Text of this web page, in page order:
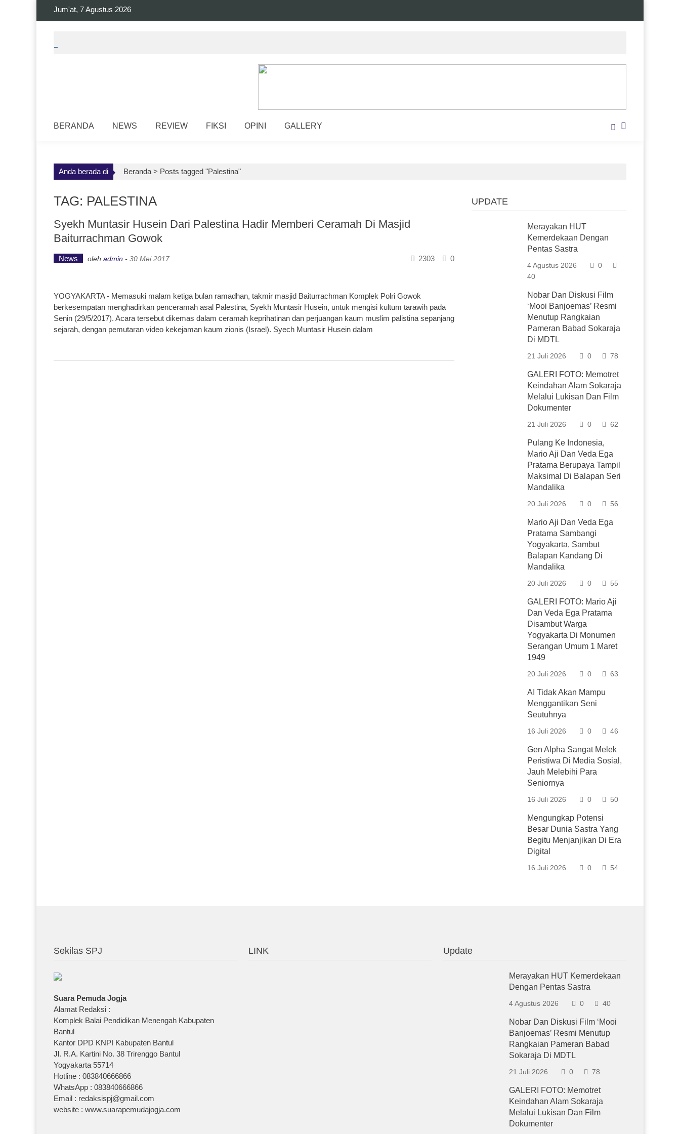
Jum'at, 7 Agustus 2026
BERANDA NEWS REVIEW FIKSI OPINI GALLERY
Anda berada di Beranda > Posts tagged "Palestina"
TAG: PALESTINA
Syekh Muntasir Husein Dari Palestina Hadir Memberi Ceramah Di Masjid
Baiturrachman Gowok
News oleh admin - 30 Mei 2017 0
2303
YOGYAKARTA - Memasuki malam ketiga bulan ramadhan, takmir masjid Baiturrachman Komplek Polri Gowok
berkesempatan menghadirkan penceramah asal Palestina, Syekh Muntasir Husein, untuk mengisi kultum tarawih pada
Senin (29/5/2017). Acara tersebut dikemas dalam ceramah keprihatinan dan perjuangan kaum muslim palistina sepanjang
sejarah, dengan pemutaran video kekejaman kaum zionis (Israel). Syech Muntasir Husein dalam
UPDATE
Merayakan HUT
Kemerdekaan Dengan
Pentas Sastra
4 Agustus 2026
0
40
Nobar Dan Diskusi Film
‘Mooi Banjoemas’ Resmi
Menutup Rangkaian
Pameran Babad Sokaraja
Di MDTL
21 Juli 2026 0 78
GALERI FOTO: Memotret
Keindahan Alam Sokaraja
Melalui Lukisan Dan Film
Dokumenter
21 Juli 2026 0 62
Pulang Ke Indonesia,
Mario Aji Dan Veda Ega
Pratama Berupaya Tampil
Maksimal Di Balapan Seri
Mandalika
20 Juli 2026 0 56
Mario Aji Dan Veda Ega
Pratama Sambangi
Yogyakarta, Sambut
Balapan Kandang Di
Mandalika
20 Juli 2026 0 55
GALERI FOTO: Mario Aji
Dan Veda Ega Pratama
Disambut Warga
Yogyakarta Di Monumen
Serangan Umum 1 Maret
1949
20 Juli 2026 0 63
AI Tidak Akan Mampu
Menggantikan Seni
Seutuhnya
16 Juli 2026 0 46
Gen Alpha Sangat Melek
Peristiwa Di Media Sosial,
Jauh Melebihi Para
Seniornya
16 Juli 2026 0 50
Mengungkap Potensi
Besar Dunia Sastra Yang
Begitu Menjanjikan Di Era
Digital
16 Juli 2026 0 54
Sekilas SPJ
Suara Pemuda Jogja
Alamat Redaksi :
Komplek Balai Pendidikan Menengah Kabupaten
Bantul
Kantor DPD KNPI Kabupaten Bantul
Jl. R.A. Kartini No. 38 Trirenggo Bantul
Yogyakarta 55714
Hotline : 083840666866
WhatsApp : 083840666866
Email : redaksispj@gmail.com
website : www.suarapemudajogja.com
LINK Update
Merayakan HUT Kemerdekaan
Dengan Pentas Sastra
4 Agustus 2026 0 40
Nobar Dan Diskusi Film ‘Mooi
Banjoemas’ Resmi Menutup
Rangkaian Pameran Babad
Sokaraja Di MDTL
21 Juli 2026 0 78
GALERI FOTO: Memotret
Keindahan Alam Sokaraja
Melalui Lukisan Dan Film
Dokumenter